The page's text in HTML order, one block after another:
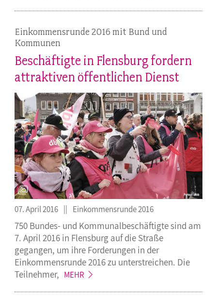
Einkommensrunde 2016 mit Bund und
Kommunen
Beschäftigte in Flensburg fordern
attraktiven öffentlichen Dienst
07. April 2016 Einkommensrunde 2016
750 Bundes- und Kommunalbeschäftigte sind am
7. April 2016 in Flensburg auf die Straße
gegangen, um ihre Forderungen in der
Einkommensrunde 2016 zu unterstreichen. Die
Teilnehmer, MEHR